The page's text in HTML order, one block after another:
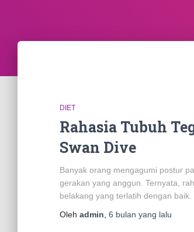
DIET
Rahasia Tubuh
Swan Dive
Banyak orang mengagumi postur
gerakan yang anggun. Ternyata,
belakang yang terlatih dengan
Oleh admin 6 bulan yang lalu